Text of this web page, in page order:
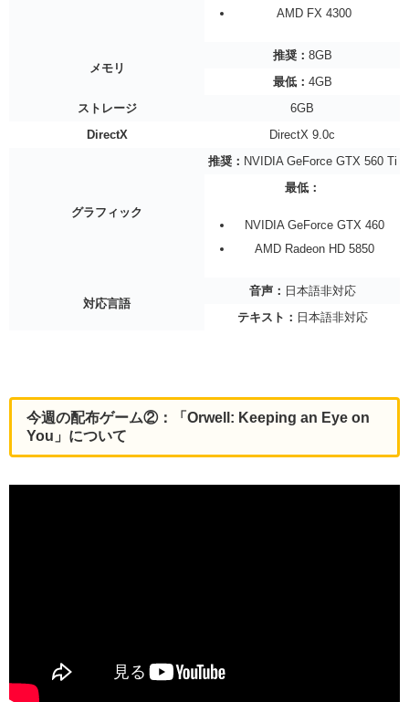
AMD FX 4300
メモリ
推奨： 8GB
最低： 4GB
ストレージ
6GB
DirectX
DirectX 9.0c
グラフィック
推奨： NVIDIA GeForce GTX 560 Ti
最低：
NVIDIA GeForce GTX 460
AMD Radeon HD 5850
対応言語
音声： 日本語非対応
テキスト： 日本語非対応
今週の配布ゲーム②：「Orwell: Keeping an Eye on
You」について